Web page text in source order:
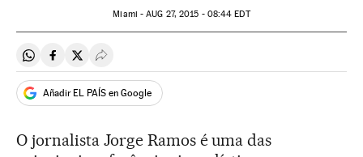
Miami -AUG 27, 2015 - 08:44 EDT
Compartir en Whatsapp
Compartir en Facebook
Compartir en Twitter
Desplegar Redes Sociales
Añadir EL PAÍS en Google
O jornalista Jorge Ramos é uma das